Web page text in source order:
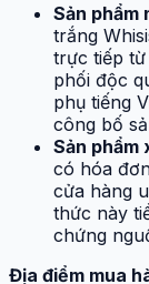
Sản phẩm
trắng
trực tiếp
phối độc
phụ tiếng
công bố
Sản phẩm
có hóa
cửa hàng
thức này
chứng
Địa điểm mua